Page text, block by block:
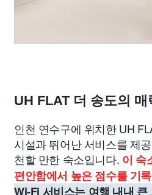
UH FLAT 더 송도의 매
인천 연수구에 위치한 UH
시설과 뛰어난 서비스를 제
천할 만한 숙소입니다. 이 숙
편안함에서 높은 점수를 기록
Wi-Fi 서비스는 여행 내내 큰